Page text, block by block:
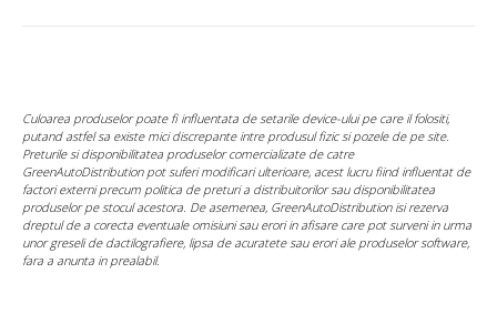
Culoarea produselor poate fi influentata de setarile device-ului pe care il folositi,
putand astfel sa existe mici discrepante intre produsul fizic si pozele de pe site.
Preturile si disponibilitatea produselor comercializate de catre
GreenAutoDistribution pot suferi modificari ulterioare, acest lucru fiind influentat de
factori externi precum politica de preturi a distribuitorilor sau disponibilitatea
produselor pe stocul acestora. De asemenea, GreenAutoDistribution isi rezerva
dreptul de a corecta eventuale omisiuni sau erori in afisare care pot surveni in urma
unor greseli de dactilografiere, lipsa de acuratete sau erori ale produselor software,
fara a anunta in prealabil.